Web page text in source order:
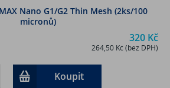
Nano G1/G2 Thin Mesh (2ks/100
micronů)
320 Kč
264,50 Kč (bez DPH)
Koupit